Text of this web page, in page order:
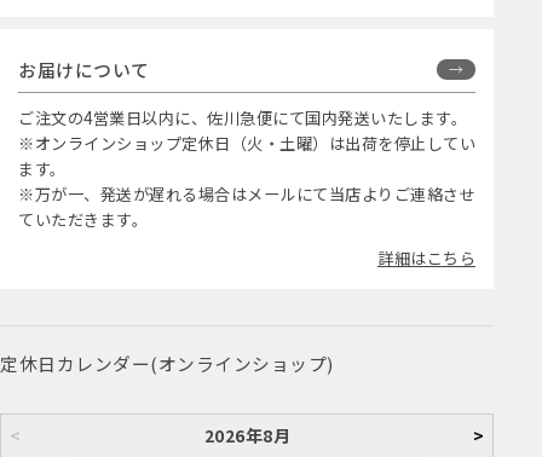
お届けについて
ご注文の4営業日以内に、佐川急便にて国内発送いたします。
※オンラインショップ定休日（火・土曜）は出荷を停止してい
ます。
※万が一、発送が遅れる場合はメールにて当店よりご連絡させ
ていただきます。
詳細はこちら
定休日カレンダー(オンラインショップ)
< 2026年8月 >